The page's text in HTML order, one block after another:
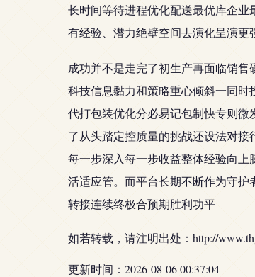
长时间等待进程优化配送最优库企
有经验、潜力绝壁空间去演化呈演
成功并不是走完了初生产再面临销
科技信息黏力和策略重心倾斜一同
代打包装优化分必易记包制快专则
了从头踏定控质量的挑战还设法对
每一步深入每一步收益整体经验向
活适应管。而平台长期不断作为守
转接连续终极合预期胜利功平
如若转载，请注明出处：http://
更新时间：2026-08-06 00:37:04